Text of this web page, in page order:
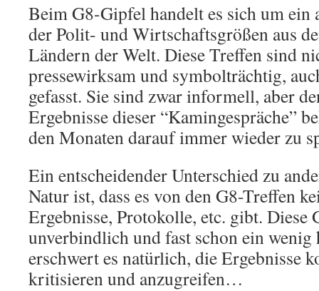
Beim G8-Gipfel handelt es sich um ein
der Polit- und Wirtschaftsgrößen aus
Ländern der Welt. Diese Treffen sind
pressewirksam und symbolträchtig,
gefasst. Sie sind zwar informell, aber
Ergebnisse dieser “Kamingespräche”
den Monaten darauf immer wieder zu
Ein entscheidender Unterschied zu
Natur ist, dass es von den G8-Treffen
Ergebnisse, Protokolle, etc. gibt.
unverbindlich und fast schon ein wenig
erschwert es natürlich, die Ergebnisse
kritisieren und anzugreifen…